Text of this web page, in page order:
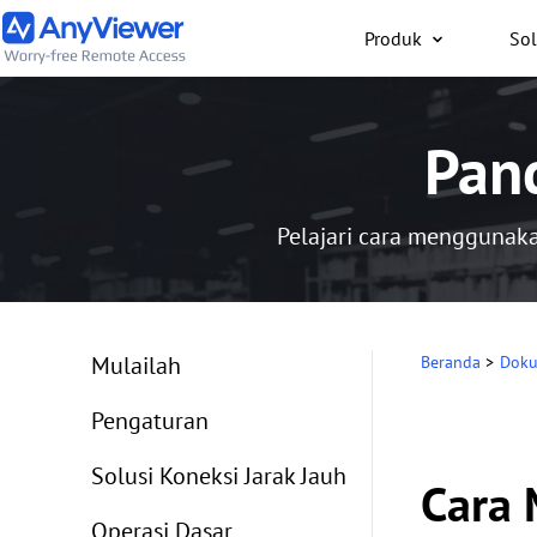
Produk
Akses laptop kerja dan
saja secara gratis
Pelajari cara
Mulailah
Pengaturan
Solusi Koneksi Jarak Jauh
Beranda >
Cara